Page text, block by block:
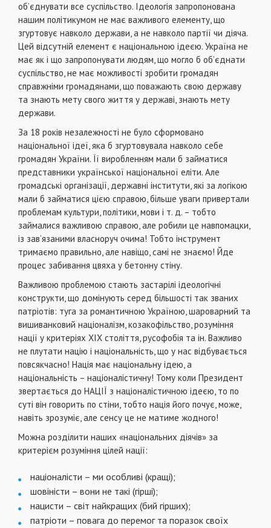
об’єднувати все суспiльство. Ідеологiя запропонована
нашим полiтикумом не має важливого елементу, що
згуртовує навколо держави, а не навколо партiї чи дiяча.
Цей вiдсутнiй елемент є нацiональною iдеєю. Україна не
має як i що запропонувати людям, що могло б об’єднати
суспiльство, не має можливостi зробити громадян
справжнiми громадянами, що поважають свою державу
та знають мету свого життя у державi, знають мету
держави.
За 18 рокiв незалежностi не було сформовано
нацiональної iдеї, яка б згуртовувала навколо себе
громадян України. Її виробленням мали б займатися
представники української нацiональної елiти. Але
громадськi органiзацiї, державнi iнститути, якi за логiкою
мали б займатися цiєю справою, бiльше уваги привертали
проблемам культури, полiтики, мови i т. д. – тобто
займалися важливою справою, але робили це навпомацки,
iз зав’язаними власноруч очима! Тобто iнструмент
тримаємо правильно, але навiщо, самi не знаємо! Йде
процес забивання цвяха у бетонну стiну.
Важливою проблемою стають застарiлi iдеологiчнi
конструкти, що домiнують серед бiльшостi так званих
патрiотiв: туга за романтичною Україною, шароварний та
вишиванковий нацiоналiзм, козакофiльство, розумiння
нацiї у критерiях ХІХ столiття, русофобiя та iн. Важливо
не плутати нацiю i нацiональнiсть, що у нас вiдбувається
повсякчасно! Нацiя має нацiональну iдею, а
нацiональнiсть – нацiоналiстичну! Тому коли Президент
звертається до НАЦІЇ з нацiоналiстичною iдеєю, то по
сутi вiн говорить по стiни, тобто нацiя його почує, може,
навiть зрозумiє, але сенсу це не матиме жодного!
Можна роздiлити наших «нацiональних дiячiв» за
критерiєм розумiння цiлей нацiї:
нацiоналiсти – ми особливi (кращi);
шовiнiсти – вони не такi (гiршi);
нацисти – свiт найкращих (бий гiрших);
патрiоти – повага до перемог та поразок своїх